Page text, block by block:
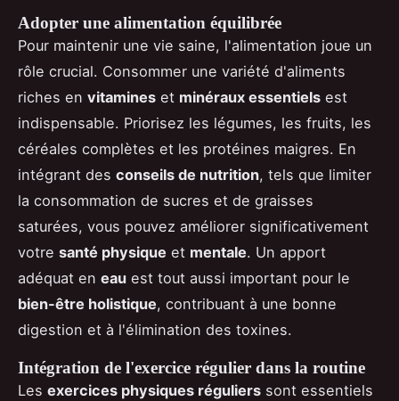
Adopter une alimentation équilibrée
Pour maintenir une vie saine, l'alimentation joue un
rôle crucial. Consommer une variété d'aliments
riches en vitamines et minéraux essentiels est
indispensable. Priorisez les légumes, les fruits, les
céréales complètes et les protéines maigres. En
intégrant des conseils de nutrition, tels que limiter
la consommation de sucres et de graisses
saturées, vous pouvez améliorer significativement
votre santé physique et mentale. Un apport
adéquat en eau est tout aussi important pour le
bien-être holistique, contribuant à une bonne
digestion et à l'élimination des toxines.
Intégration de l'exercice régulier dans la routine
Les exercices physiques réguliers sont essentiels